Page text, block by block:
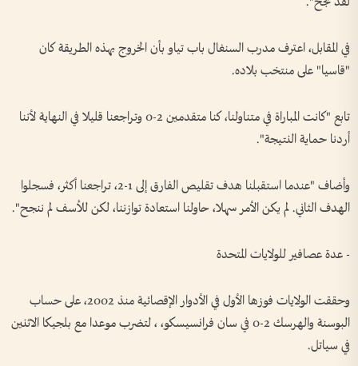
في المقابل، اعترف مدرب السنغال باب تياو بأن الخروج بهذه الطريقة كان
"قاسيا" على منتخب بلاده.
تابع "كانت المباراة في متناولنا، كنا متقدمين 2-0 وتراجعنا قليلا في النهاية لأننا
أردنا حماية النتيجة".
وأضاف "عندما استقبلنا هدف تقليص الفارق إلى 1-2، تراجعنا أكثر، فسجلوا
الهدف الثاني. لم يكن الأمر سهلا، حاولنا استعادة توازننا، لكن للأسف لم ننجح".
- عدة عصافير للولايات المتحدة
وحققت الولايات فوزها الأول في الأدوار الإقصائية منذ 2002، على حساب
البوسنة والهرسك 2-0 في سان فرانسيسكو، ، لتضرب موعدا مع بلجيكا الاثنين
في سياتل.